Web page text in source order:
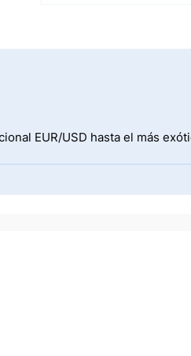
EUR/USD hasta el más